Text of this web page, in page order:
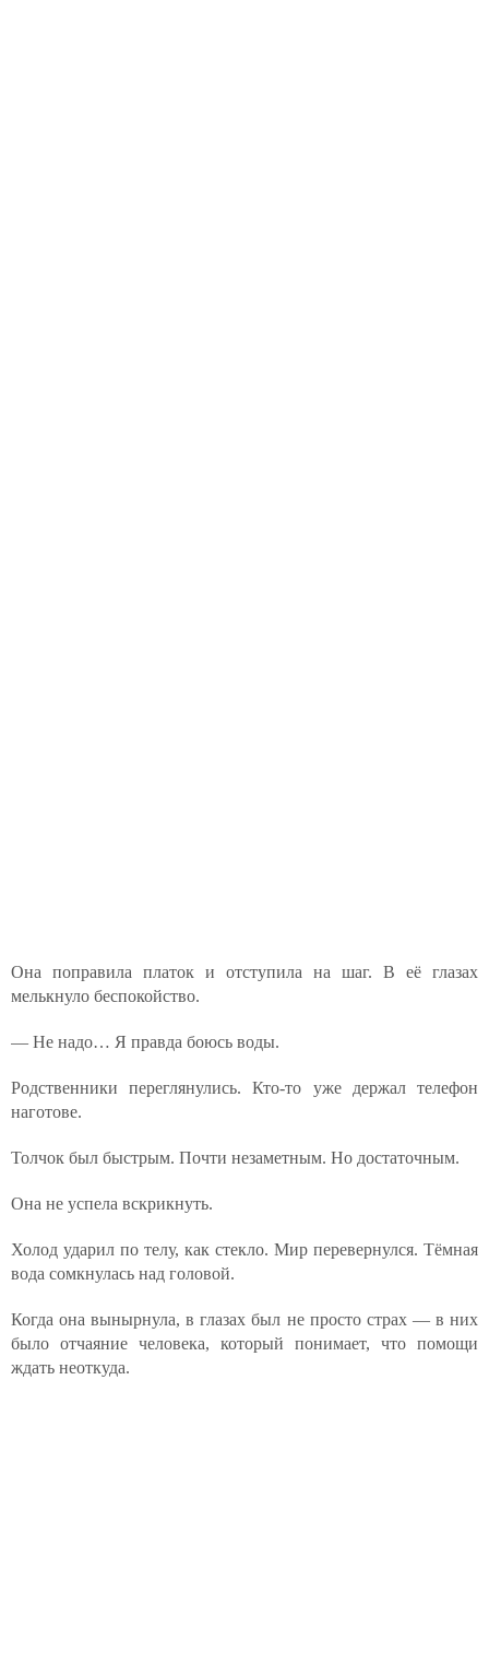
Она поправила платок и отступила на шаг. В её глазах
мелькнуло беспокойство.
— Не надо… Я правда боюсь воды.
Родственники переглянулись. Кто-то уже держал телефон
наготове.
Толчок был быстрым. Почти незаметным. Но достаточным.
Она не успела вскрикнуть.
Холод ударил по телу, как стекло. Мир перевернулся. Тёмная
вода сомкнулась над головой.
Когда она вынырнула, в глазах был не просто страх — в них
было отчаяние человека, который понимает, что помощи
ждать неоткуда.